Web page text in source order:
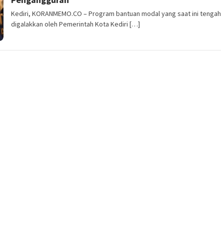
Kediri, KORANMEMO.CO – Program bantuan modal yang saat ini tengah
digalakkan oleh Pemerintah Kota Kediri […]